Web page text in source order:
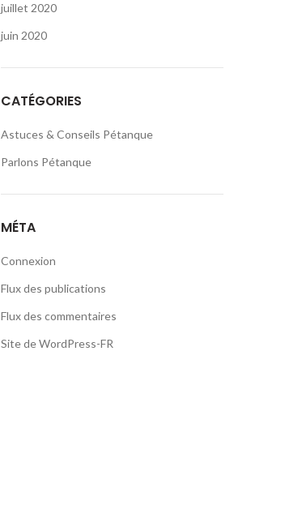
juillet 2020
juin 2020
CATÉGORIES
Astuces & Conseils Pétanque
Parlons Pétanque
MÉTA
Connexion
Flux des publications
Flux des commentaires
Site de WordPress-FR